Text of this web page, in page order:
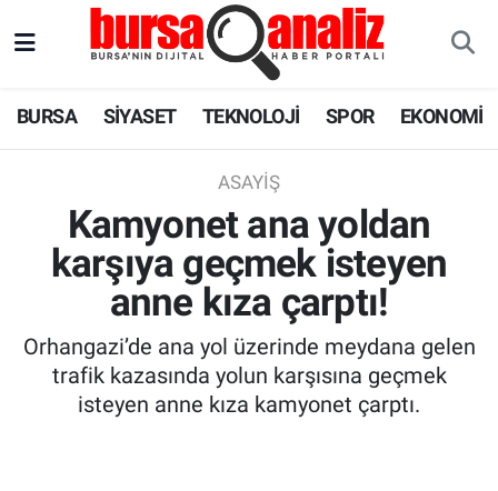
BURSA SİYASET TEKNOLOJİ SPOR EKONOMİ
ASAYIŞ
Kamyonet ana yoldan
karşıya geçmek isteyen
anne kıza çarptı!
Orhangazi’de ana yol üzerinde meydana gelen
trafik kazasında yolun karşısına geçmek
isteyen anne kıza kamyonet çarptı.
SPOR
EKONOMİ
SAĞLIK
ASTROLOJİ
Süper Lig Puan Durumu ve Fikstür
Tüm Manşetler
Son Dakika Haberleri
Haber Arşivi